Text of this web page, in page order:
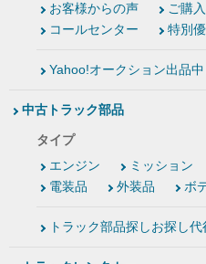
お客様からの声
ご購
コールセンター
特別
Yahoo!オークション出品中
中古トラック部品
タイプ
エンジン
ミッション
電装品
外装品 ボ
トラック部品探しお探し代